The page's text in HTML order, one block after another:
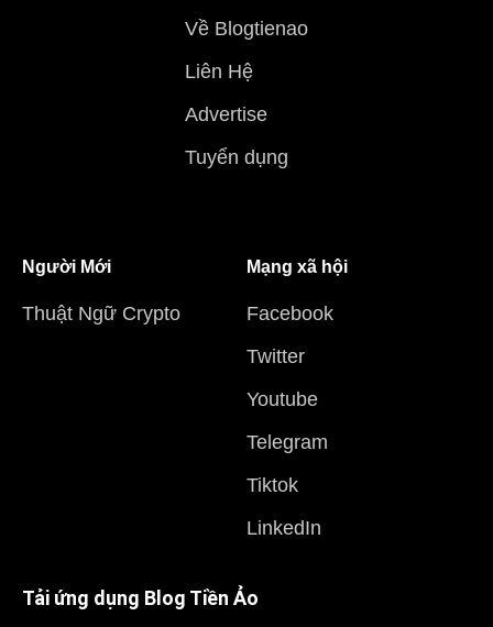
Về Blogtienao
Liên Hệ
Advertise
Tuyển dụng
Người Mới
Thuật Ngữ Crypto
Mạng xã hội
Facebook
Twitter
Youtube
Telegram
Tiktok
LinkedIn
Tải ứng dụng Blog Tiền Ảo